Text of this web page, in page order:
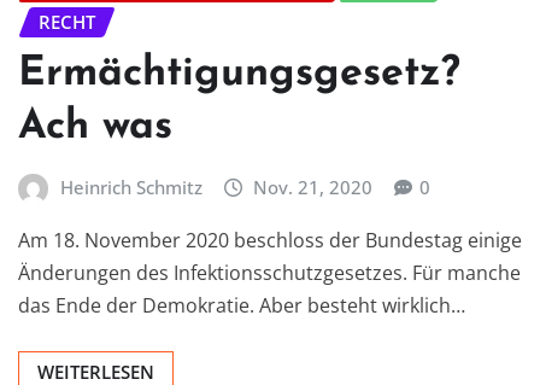
RECHT
Ermächtigungsgesetz?
Ach was
Heinrich Schmitz Nov. 21, 2020 0
Am 18. November 2020 beschloss der Bundestag einige
Änderungen des Infektionsschutzgesetzes. Für manche
das Ende der Demokratie. Aber besteht wirklich…
WEITERLESEN